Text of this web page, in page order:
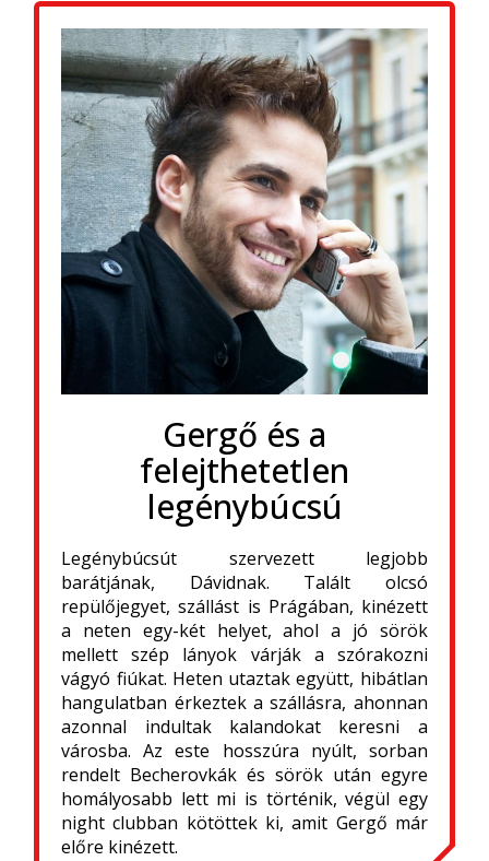
Gergő és a
felejthetetlen
legénybúcsú
Legénybúcsút szervezett legjobb
barátjának, Dávidnak. Talált olcsó
repülőjegyet, szállást is Prágában, kinézett
a neten egy-két helyet, ahol a jó sörök
mellett szép lányok várják a szórakozni
vágyó fiúkat. Heten utaztak együtt, hibátlan
hangulatban érkeztek a szállásra, ahonnan
azonnal indultak kalandokat keresni a
városba. Az este hosszúra nyúlt, sorban
rendelt Becherovkák és sörök után egyre
homályosabb lett mi is történik, végül egy
night clubban kötöttek ki, amit Gergő már
előre kinézett.